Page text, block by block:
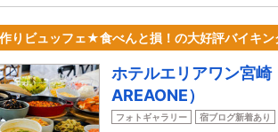
りビュッフェ★食べんと損！の大好評バイキン
ホテルエリアワン宮崎
AREAONE）
フォトギャラリー 宿ブログ新着あり